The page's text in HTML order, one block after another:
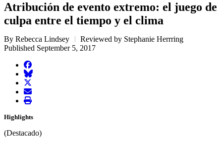
Atribución de evento extremo: el juego de
culpa entre el tiempo y el clima
By Rebecca Lindsey
Reviewed by Stephanie Herrring
Published September 5, 2017
facebook
BlueSky
twitter
envelope
print
Highlights
(Destacado)